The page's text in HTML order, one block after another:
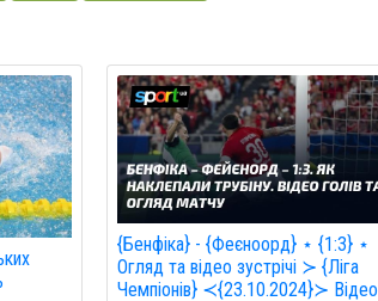
{Бенфіка} - {Феєноорд} ⋆ {1:3} ⋆
Огляд та відео зустрічі ≻ {Ліга
Чемпіонів} ≺{23.10.2024}≻ Відео